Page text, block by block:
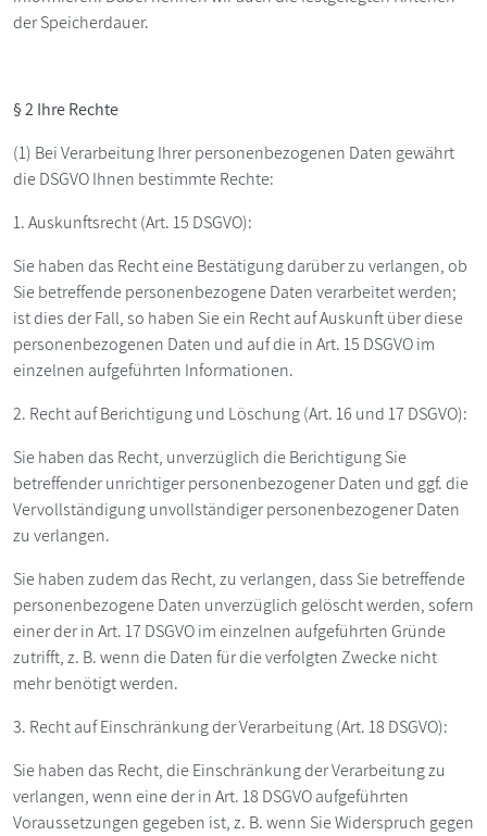
der Speicherdauer.
§ 2 Ihre Rechte
(1) Bei Verarbeitung Ihrer personenbezogenen Daten gewährt
die DSGVO Ihnen bestimmte Rechte:
1. Auskunftsrecht (Art. 15 DSGVO):
Sie haben das Recht eine Bestätigung darüber zu verlangen, ob
Sie betreffende personenbezogene Daten verarbeitet werden;
ist dies der Fall, so haben Sie ein Recht auf Auskunft über diese
personenbezogenen Daten und auf die in Art. 15 DSGVO im
einzelnen aufgeführten Informationen.
2. Recht auf Berichtigung und Löschung (Art. 16 und 17 DSGVO):
Sie haben das Recht, unverzüglich die Berichtigung Sie
betreffender unrichtiger personenbezogener Daten und ggf. die
Vervollständigung unvollständiger personenbezogener Daten
zu verlangen.
Sie haben zudem das Recht, zu verlangen, dass Sie betreffende
personenbezogene Daten unverzüglich gelöscht werden, sofern
einer der in Art. 17 DSGVO im einzelnen aufgeführten Gründe
zutrifft, z. B. wenn die Daten für die verfolgten Zwecke nicht
mehr benötigt werden.
3. Recht auf Einschränkung der Verarbeitung (Art. 18 DSGVO):
Sie haben das Recht, die Einschränkung der Verarbeitung zu
verlangen, wenn eine der in Art. 18 DSGVO aufgeführten
Voraussetzungen gegeben ist, z. B. wenn Sie Widerspruch gegen